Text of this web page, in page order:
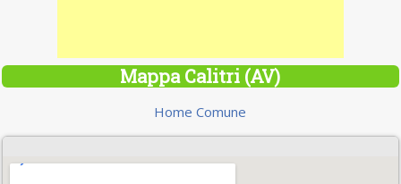
Mappa Calitri (AV)
Home Comune